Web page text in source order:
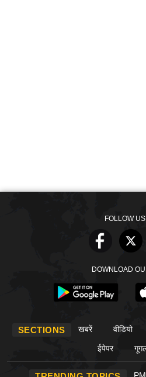
FOLLOW
DOWNLOAD
SECTIONS खबरें वीडियो
ईपेपर